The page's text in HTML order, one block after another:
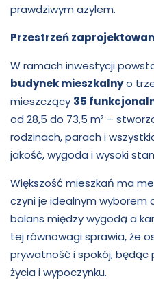
prawdziwym azylem.
Przestrzeń
W ramach inwestycji
budynek mieszkalnyo
mieszczący 35
od 28,5 do 73,5 m² –
rodzinach, parach i
jakość, wygoda i wysoki
Większość mieszkań ma
czyni je idealnym wyborem
balans między wygodą a
tej równowagi sprawia, że
prywatność i spokój,
życia i wypoczynku.